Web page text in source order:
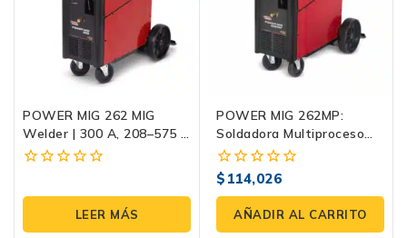
POWER MIG 262 MIG
Welder | 300 A, 208–575 V
– Lincoln Electric
fuera
5
LEER MÁS
POWER MIG 262MP:
Soldadora Multiproceso
Profesional Con MIG
Pulsado Y Control Total
0
fuera
5
$ 114,026
AÑADIR AL CARRITO